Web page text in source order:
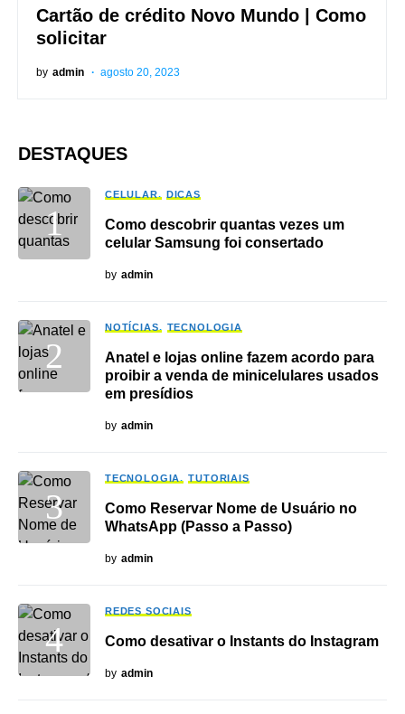
Cartão de crédito Novo Mundo | Como
solicitar
by admin agosto 20, 2023
DESTAQUES
CELULAR DICAS
Como descobrir quantas vezes um
celular Samsung foi consertado
by admin
NOTÍCIAS TECNOLOGIA
Anatel e lojas online fazem acordo para
proibir a venda de minicelulares usados
em presídios
by admin
TECNOLOGIA TUTORIAIS
Como Reservar Nome de Usuário no
WhatsApp (Passo a Passo)
by admin
REDES SOCIAIS
Como desativar o Instants do Instagram
by admin